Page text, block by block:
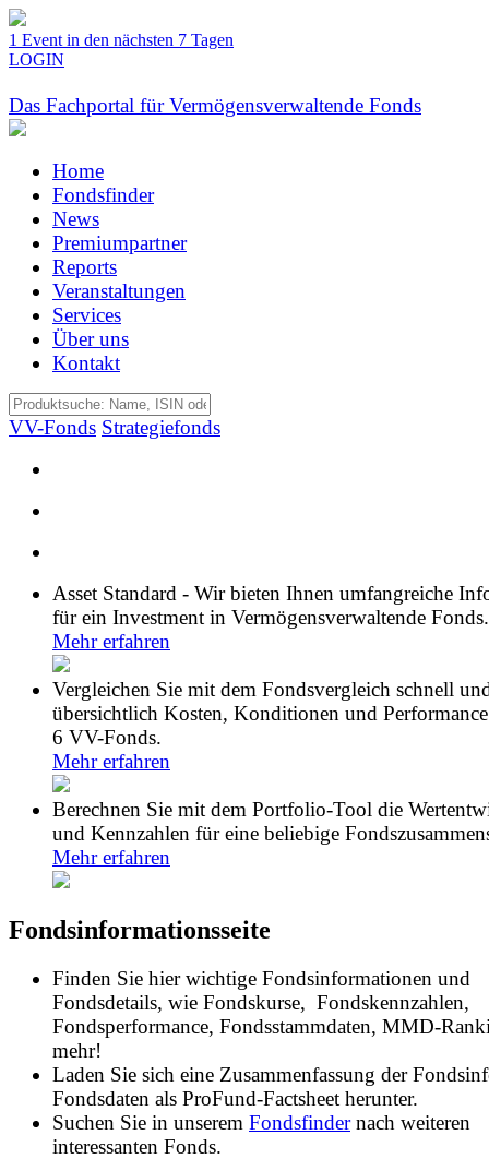
1 Event in den nächsten 7 Tagen
LOGIN
Das Fachportal für Vermögensverwaltende Fonds
Home
Fondsfinder
News
Premiumpartner
Reports
Veranstaltungen
Services
Über uns
Kontakt
VV-Fonds Strategiefonds
Asset Standard - Wir bieten Ihnen umfangreiche
für ein Investment in Vermögensverwaltende Fonds.
Mehr erfahren
Vergleichen Sie mit dem Fondsvergleich schnell
übersichtlich Kosten, Konditionen und
6 VV-Fonds.
Mehr erfahren
Berechnen Sie mit dem Portfolio-Tool die
und Kennzahlen für eine beliebige
Mehr erfahren
Fondsinformationsseite
Finden Sie hier wichtige Fondsinformationen und
Fondsdetails, wie Fondskurse, Fondskennzahlen,
Fondsperformance, Fondsstammdaten, MMD-
mehr!
Laden Sie sich eine Zusammenfassung der
Fondsdaten als ProFund-Factsheet herunter.
Suchen Sie in unserem Fondsfindernach weiteren
interessanten Fonds.